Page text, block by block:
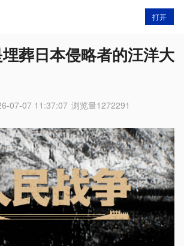
打开
葬日本侵略者的汪洋大
07-07 11:37:07 浏览量1272291